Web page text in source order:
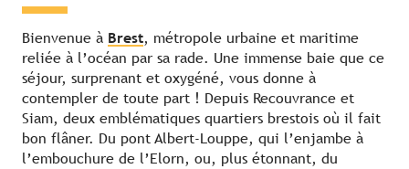
Bienvenue à Brest, métropole urbaine et maritime
reliée à l’océan par sa rade. Une immense baie que ce
séjour, surprenant et oxygéné, vous donne à
contempler de toute part ! Depuis Recouvrance et
Siam, deux emblématiques quartiers brestois où il fait
bon flâner. Du pont Albert-Louppe, qui l’enjambe à
l’embouchure de l’Elorn, ou, plus étonnant, du